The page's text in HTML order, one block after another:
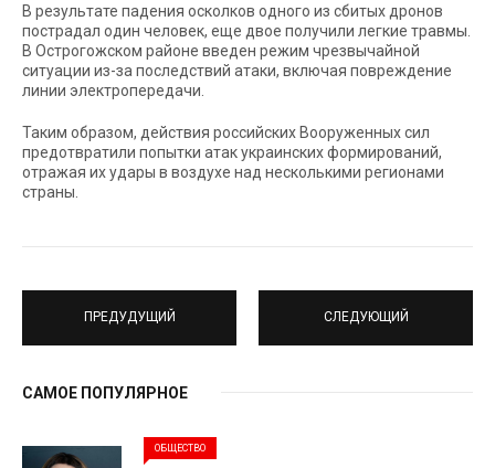
В результате падения осколков одного из сбитых дронов
пострадал один человек, еще двое получили легкие травмы.
В Острогожском районе введен режим чрезвычайной
ситуации из-за последствий атаки, включая повреждение
линии электропередачи.
Таким образом, действия российских Вооруженных сил
предотвратили попытки атак украинских формирований,
отражая их удары в воздухе над несколькими регионами
страны.
ПРЕДУДУЩИЙ СЛЕДУЮЩИЙ
САМОЕ ПОПУЛЯРНОЕ
ОБЩЕСТВО